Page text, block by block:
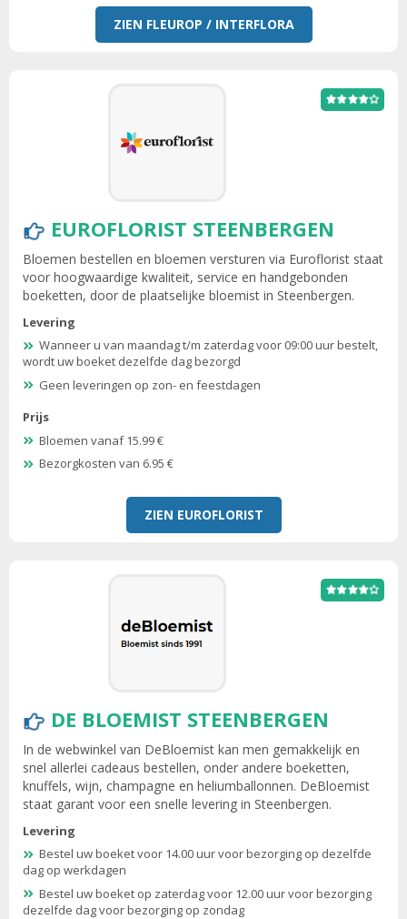
ZIEN FLEUROP / INTERFLORA
EUROFLORIST STEENBERGEN
Bloemen bestellen en bloemen versturen via Euroflorist staat
voor hoogwaardige kwaliteit, service en handgebonden
boeketten, door de plaatselijke bloemist in Steenbergen.
Levering
Wanneer u van maandag t/m zaterdag voor 09:00 uur bestelt,
wordt uw boeket dezelfde dag bezorgd
Geen leveringen op zon- en feestdagen
Prijs
Bloemen vanaf 15.99 €
Bezorgkosten van 6.95 €
ZIEN EUROFLORIST
DE BLOEMIST STEENBERGEN
In de webwinkel van DeBloemist kan men gemakkelijk en
snel allerlei cadeaus bestellen, onder andere boeketten,
knuffels, wijn, champagne en heliumballonnen. DeBloemist
staat garant voor een snelle levering in Steenbergen.
Levering
Bestel uw boeket voor 14.00 uur voor bezorging op dezelfde
dag op werkdagen
Bestel uw boeket op zaterdag voor 12.00 uur voor bezorging
dezelfde dag voor bezorging op zondag